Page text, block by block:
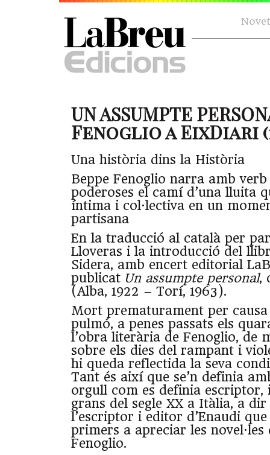
UN ASSUMPTE
Fenoglio a EixDiari
Una història dins la Història
Beppe Fenoglio narra amb
poderoses el camí d’una lluita
íntima i col·lectiva en un
partisana
En la traducció al català per
Lloveras i la introducció del
Sidera, amb encert editorial
publicat Un assumpte personal,
(Alba, 1922 – Torí, 1963).
Mort prematurament per causa
pulmó, a penes passats els
l’obra literària de Fenoglio, de
sobre els dies del rampant i
hi queda reflectida la seva
Tant és així que se’n definia
orgull com es definia escriptor,
grans del segle XX a Itàlia, a
l’escriptor i editor d’Enaudi
primers a apreciar les novel·les
Fenoglio.